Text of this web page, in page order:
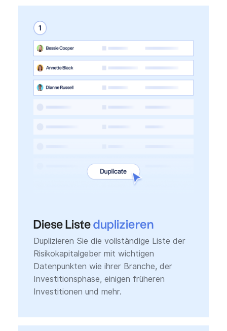
Diese Liste duplizieren
Duplizieren Sie die vollständige Liste der
Risikokapitalgeber mit wichtigen
Datenpunkten wie ihrer Branche, der
Investitionsphase, einigen früheren
Investitionen und mehr.